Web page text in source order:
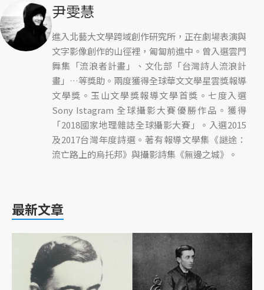
尹雯慧
進入北藝大文學跨域創作研究所，正在劇場表演與
文字影像創作的山徑裡，匍匐前進中。曾入選雲門
舞集「流浪者計畫」、文化部「台灣詩人流浪計
畫」…等獎助。兩度獲得全球華文文學星雲獎報導
文學獎。玉山文學獎報導文學首獎。七度入選
Sony Istagram 全球攝影大賽優勝作品。獲得
「2018國家地理雜誌全球攝影大賽」。入選2015
及2017台灣年度詩選。著有報導文學集《謎途：
流亡路上的烏托邦》與攝影詩集《無邊之城》。
最新文章